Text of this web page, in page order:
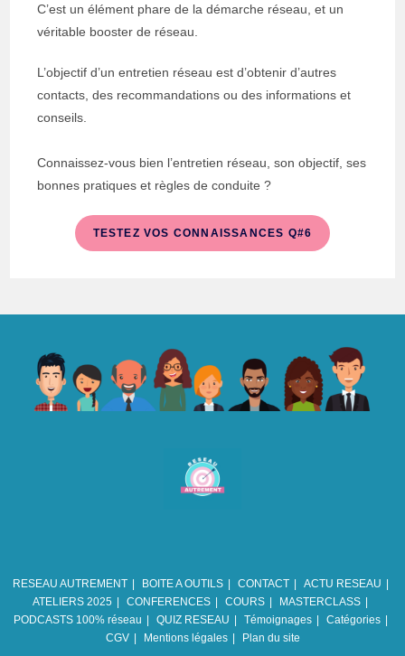
C’est un élément phare de la démarche réseau, et un
véritable booster de réseau.
L’objectif d’un entretien réseau est d’obtenir d’autres
contacts, des recommandations ou des informations et
conseils.
Connaissez-vous bien l’entretien réseau, son objectif, ses
bonnes pratiques et règles de conduite ?
TESTEZ VOS CONNAISSANCES Q#6
RESEAU AUTREMENT BOITE A OUTILS CONTACT
ACTU RESEAU
ATELIERS 2025
CONFERENCES COURS
MASTERCLASS
PODCASTS 100% réseau
QUIZ RESEAU Témoignages
Catégories
CGV
Mentions légales Plan du site